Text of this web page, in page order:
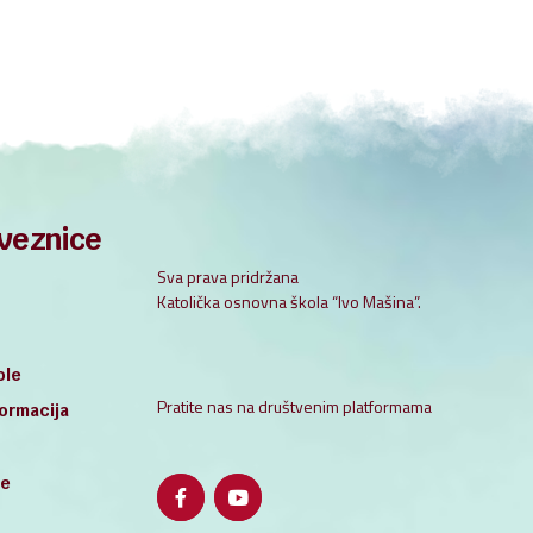
Sva prava pridržana
Katolička osnovna škola “Ivo Mašina”.
Pratite nas na društvenim platformama